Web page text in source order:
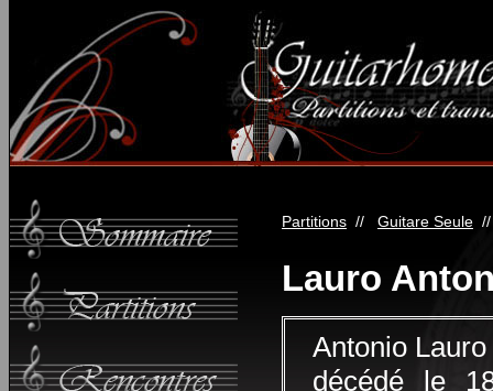
Partitions // Guitare Seule
Lauro
Antonio
décédé le